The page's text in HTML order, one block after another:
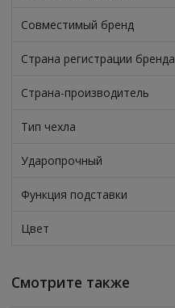
Совместимый бренд
Страна регистрации бренда
Страна-производитель
Тип чехла
Ударопрочный
Функция подставки
Цвет
Смотрите также